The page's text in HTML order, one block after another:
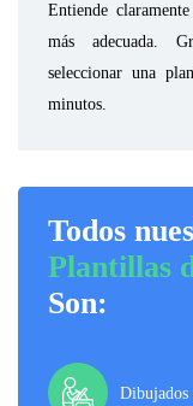
Entiende
más adecuada.
seleccionar una
minutos.
Todos
Plantillas
Son:
Dibujados